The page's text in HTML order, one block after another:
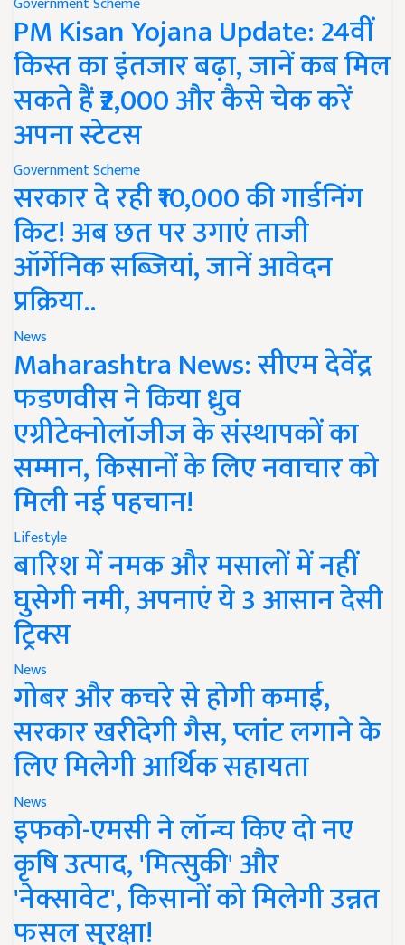
PM Kisan Yojana Update: 24वीं
किस्त का इंतजार बढ़ा, जानें कब मिल
सकते हैं ₹2,000 और कैसे चेक करें
अपना स्टेटस
Government Scheme
सरकार दे रही ₹10,000 की गार्डनिंग
किट! अब छत पर उगाएं ताजी
ऑर्गेनिक सब्जियां, जानें आवेदन
प्रक्रिया..
News
Maharashtra News: सीएम देवेंद्र
फडणवीस ने किया ध्रुव
एग्रीटेक्नोलॉजीज के संस्थापकों का
सम्मान, किसानों के लिए नवाचार को
मिली नई पहचान!
Lifestyle
बारिश में नमक और मसालों में नहीं
घुसेगी नमी, अपनाएं ये 3 आसान देसी
ट्रिक्स
News
गोबर और कचरे से होगी कमाई,
सरकार खरीदेगी गैस, प्लांट लगाने के
लिए मिलेगी आर्थिक सहायता
News
इफको-एमसी ने लॉन्च किए दो नए
कृषि उत्पाद, 'मित्सुकी' और
'नेक्सावेट', किसानों को मिलेगी उन्नत
फसल सुरक्षा!